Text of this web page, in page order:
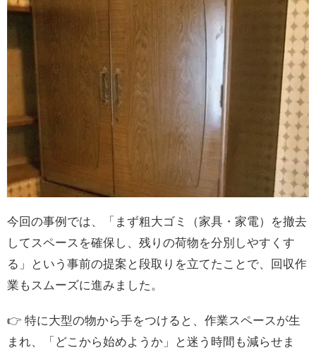
今回の事例では、「まず粗大ゴミ（家具・家電）を撤去
してスペースを確保し、残りの荷物を分別しやすくす
る」という事前の提案と段取りを立てたことで、回収作
業もスムーズに進みました。
👉 特に大型の物から手をつけると、作業スペースが生
まれ、「どこから始めようか」と迷う時間も減らせま